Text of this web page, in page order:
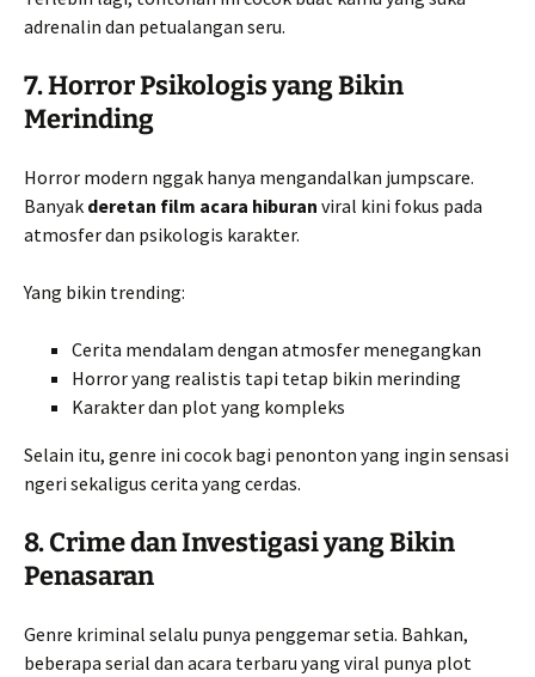
adrenalin dan petualangan seru.
7. Horror Psikologis yang Bikin
Merinding
Horror modern nggak hanya mengandalkan jumpscare.
Banyak deretan film acara hiburan viral kini fokus pada
atmosfer dan psikologis karakter.
Yang bikin trending:
Cerita mendalam dengan atmosfer menegangkan
Horror yang realistis tapi tetap bikin merinding
Karakter dan plot yang kompleks
Selain itu, genre ini cocok bagi penonton yang ingin sensasi
ngeri sekaligus cerita yang cerdas.
8. Crime dan Investigasi yang Bikin
Penasaran
Genre kriminal selalu punya penggemar setia. Bahkan,
beberapa serial dan acara terbaru yang viral punya plot